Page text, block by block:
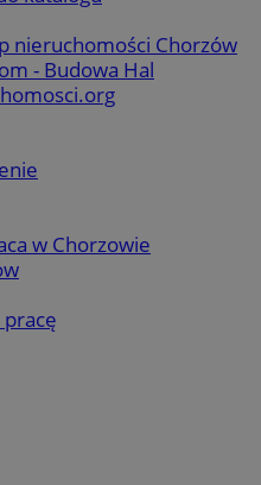
nieruchomości Chorzów
- Budowa Hal
w Chorzowie
pracę